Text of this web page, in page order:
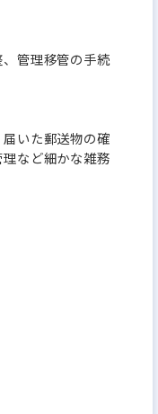
管理移管の手続
いた郵送物の確
など細かな雑務